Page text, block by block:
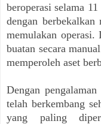
beroperasi selama
dengan
memulakan operasi.
buatan secara
memperoleh aset
Dengan
telah berkembang
yang paling